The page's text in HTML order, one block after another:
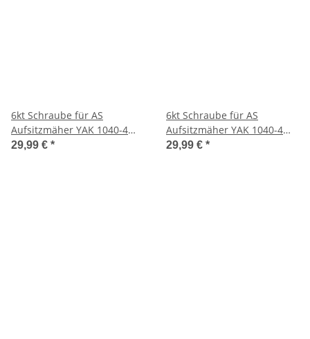
6kt Schraube für AS
Aufsitzmäher YAK 1040-4
WD
29,99 € *
6kt Schraube für AS
Aufsitzmäher YAK 1040-4
WD
29,99 € *